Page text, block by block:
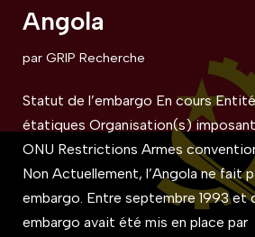
Angola
par GRIP Recherche
Statut de l’embargo En cours
étatiques Organisation(s)
ONU Restrictions Armes
Non Actuellement, l’Angola ne fait
embargo. Entre septembre 1993 et
embargo avait été mis en place par